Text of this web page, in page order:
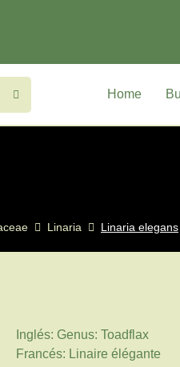
Home
Linaria Linaria elegans
Inglés: Genus: Toadflax
Francés: Linaire élégante